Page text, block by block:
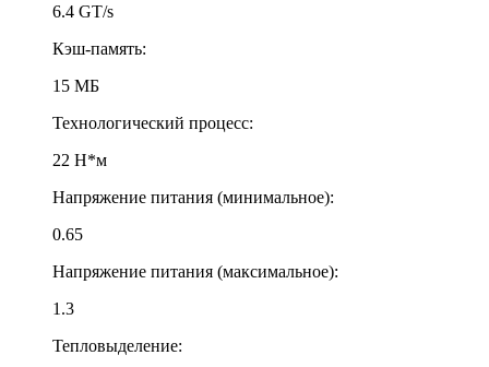
6.4 GT/s
Кэш-память:
15 МБ
Технологический процесс:
22 Н*м
Напряжение питания (минимальное):
0.65
Напряжение питания (максимальное):
1.3
Тепловыделение: